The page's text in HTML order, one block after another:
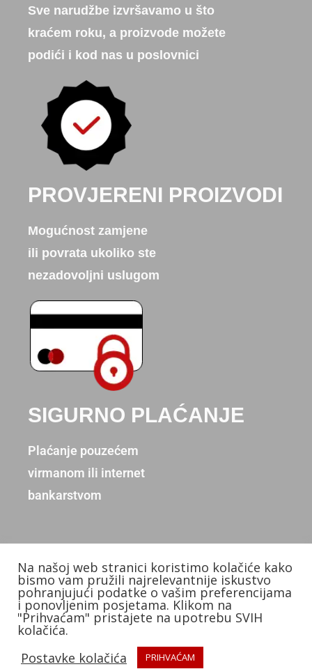
Sve narudžbe izvršavamo u što
kraćem roku, a proizvode možete
podići i kod nas u poslovnici
PROVJERENI PROIZVODI
Mogućnost zamjene
ili povrata ukoliko ste
nezadovoljni uslugom
SIGURNO PLAĆANJE
Plaćanje pouzećem
virmanom ili internet
bankarstvom
Copyright © 2026. Donum d.o.o.
Izradio: KB Studios
Na našoj web stranici koristimo kolačiće kako
bismo vam pružili najrelevantnije iskustvo
pohranjujući podatke o vašim preferencijama
i ponovljenim posjetama. Klikom na
"Prihvaćam" pristajete na upotrebu SVIH
kolačića.
Postavke kolačića
PRIHVAĆAM